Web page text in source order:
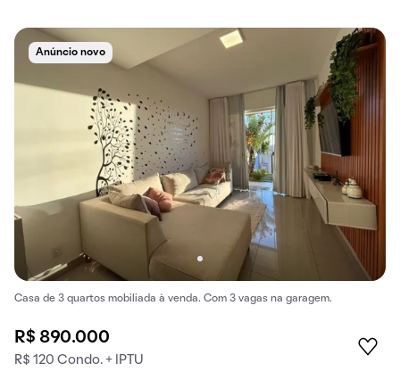
Anúncio novo
Casa de 3 quartos mobiliada à venda. Com 3 vagas na garagem.
R$ 890.000
R$ 120 Condo. + IPTU